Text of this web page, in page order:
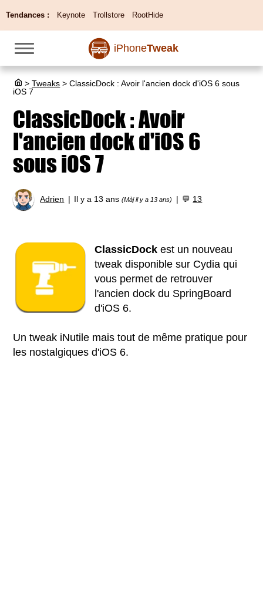
Tendances : Keynote Trollstore RootHide
iPhoneTweak
> Tweaks > ClassicDock : Avoir l'ancien dock d'iOS 6 sous
iOS 7
ClassicDock : Avoir
l'ancien dock d'iOS 6
sous iOS 7
Adrien Il y a 13 ans(Màj il y a 13 ans) 💬 13
ClassicDock est un nouveau
tweak disponible sur Cydia qui
vous permet de retrouver
l'ancien dock du SpringBoard
d'iOS 6.
Un tweak iNutile mais tout de même pratique pour
les nostalgiques d'iOS 6.